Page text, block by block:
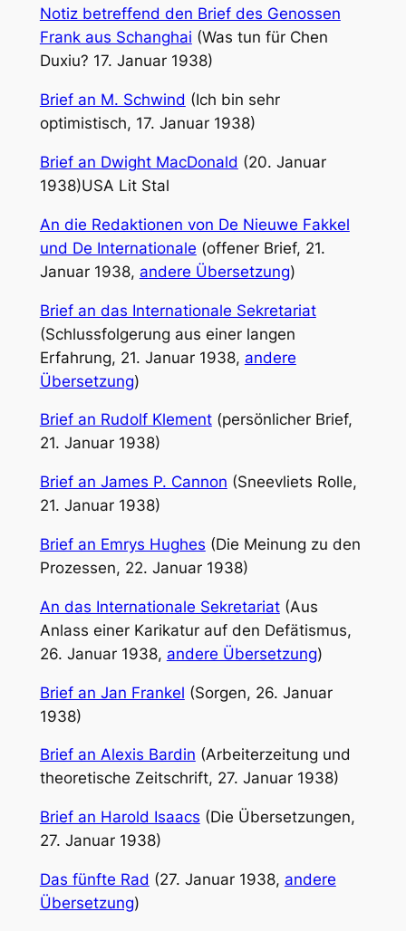
Notiz betreffend den Brief des Genossen
Frank aus Schanghai (Was tun für Chen
Duxiu? 17. Januar 1938)
Brief an M. Schwind (Ich bin sehr
optimistisch, 17. Januar 1938)
Brief an Dwight MacDonald (20. Januar
1938)USA Lit Stal
An die Redaktionen von De Nieuwe Fakkel
und De Internationale (offener Brief, 21.
Januar 1938, andere Übersetzung)
Brief an das Internationale Sekretariat
(Schlussfolgerung aus einer langen
Erfahrung, 21. Januar 1938, andere
Übersetzung)
Brief an Rudolf Klement(persönlicher Brief,
21. Januar 1938)
Brief an James P. Cannon (Sneevliets Rolle,
21. Januar 1938)
Brief an Emrys Hughes (Die Meinung zu den
Prozessen, 22. Januar 1938)
An das Internationale Sekretariat(Aus
Anlass einer Karikatur auf den Defätismus,
26. Januar 1938, andere Übersetzung)
Brief an Jan Frankel (Sorgen, 26. Januar
1938)
Brief an Alexis Bardin (Arbeiterzeitung und
theoretische Zeitschrift, 27. Januar 1938)
Brief an Harold Isaacs (Die Übersetzungen,
27. Januar 1938)
Das fünfte Rad (27. Januar 1938, andere
Übersetzung)